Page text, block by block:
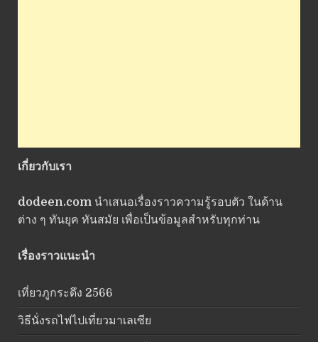
เกี่ยวกับเรา
dodeen.com นำเสนอเรื่องราวความรู้รอบตัว ในด้าน
ต่าง ๆ ทันยุค ทันสมัย เพื่อเป็นข้อมูลสำหรับทุกท่าน
เรื่องราวแนะนำ
เที่ยวภูกระดึง 2566
วิธีนั่งรถไฟไปเที่ยวมาเลเซีย